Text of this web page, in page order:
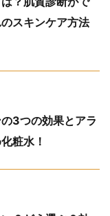
スキンケア方法
3つの効果とアラ
粧水！